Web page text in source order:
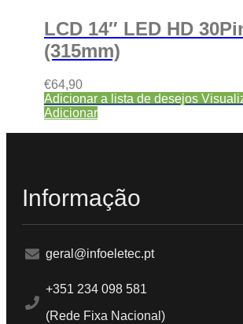
LCD 14″ LED HD
(315mm)
€64,90
Adicionar a lista de desejos
Adicionar
Informação
geral@infoeletec.pt
+351 234 098 581
(Rede Fixa Nacional)